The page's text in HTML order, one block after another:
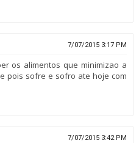
7/07/2015 3:17 PM
os alimentos que minimizao a
pois sofre e sofro ate hoje com
7/07/2015 3:42 PM